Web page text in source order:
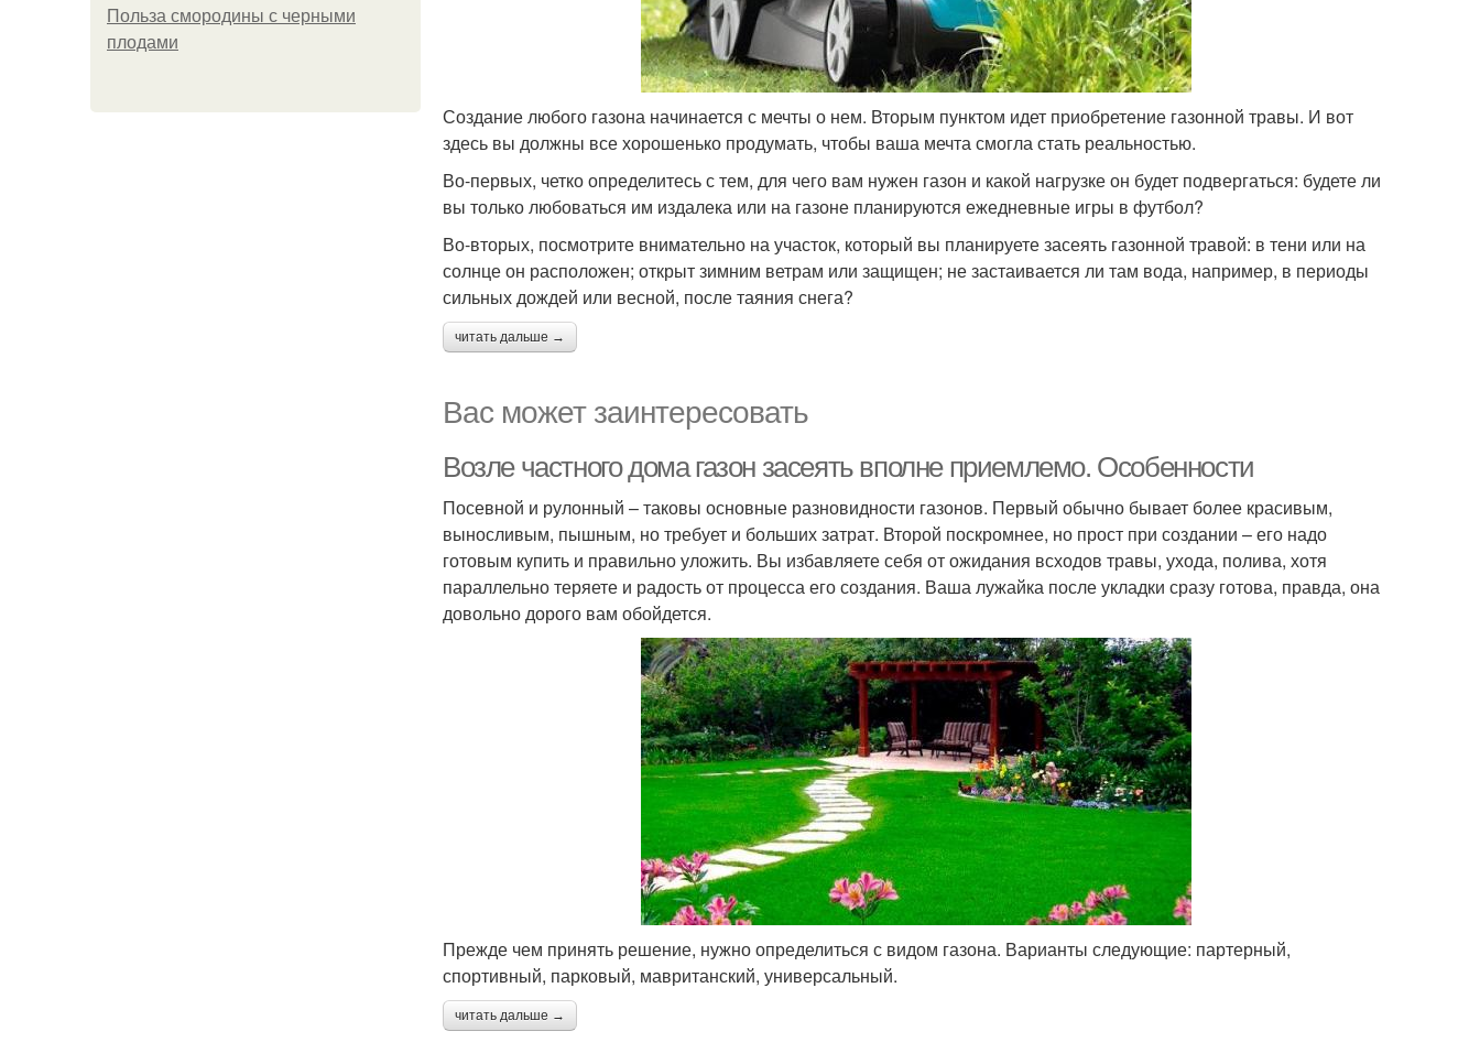
Польза смородины с черными
плодами
Создание любого газона начинается с мечты о нем. Вторым пунктом идет приобретение газонной травы. И вот
здесь вы должны все хорошенько продумать, чтобы ваша мечта смогла стать реальностью.
Во-первых, четко определитесь с тем, для чего вам нужен газон и какой нагрузке он будет подвергаться: будете ли
вы только любоваться им издалека или на газоне планируются ежедневные игры в футбол?
Во-вторых, посмотрите внимательно на участок, который вы планируете засеять газонной травой: в тени или на
солнце он расположен; открыт зимним ветрам или защищен; не застаивается ли там вода, например, в периоды
сильных дождей или весной, после таяния снега?
читать дальше →
Вас может заинтересовать
Возле частного дома газон засеять вполне приемлемо. Особенности
Посевной и рулонный – таковы основные разновидности газонов. Первый обычно бывает более красивым,
выносливым, пышным, но требует и больших затрат. Второй поскромнее, но прост при создании – его надо
готовым купить и правильно уложить. Вы избавляете себя от ожидания всходов травы, ухода, полива, хотя
параллельно теряете и радость от процесса его создания. Ваша лужайка после укладки сразу готова, правда, она
довольно дорого вам обойдется.
Прежде чем принять решение, нужно определиться с видом газона. Варианты следующие: партерный,
спортивный, парковый, мавританский, универсальный.
читать дальше →